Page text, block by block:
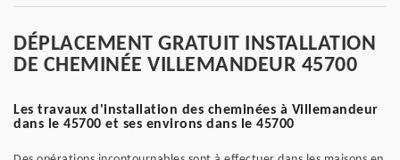
DÉPLACEMENT GRATUIT INSTALLATION
DE CHEMINÉE VILLEMANDEUR 45700
Les travaux d'installation des cheminées à Villemandeur
dans le 45700 et ses environs dans le 45700